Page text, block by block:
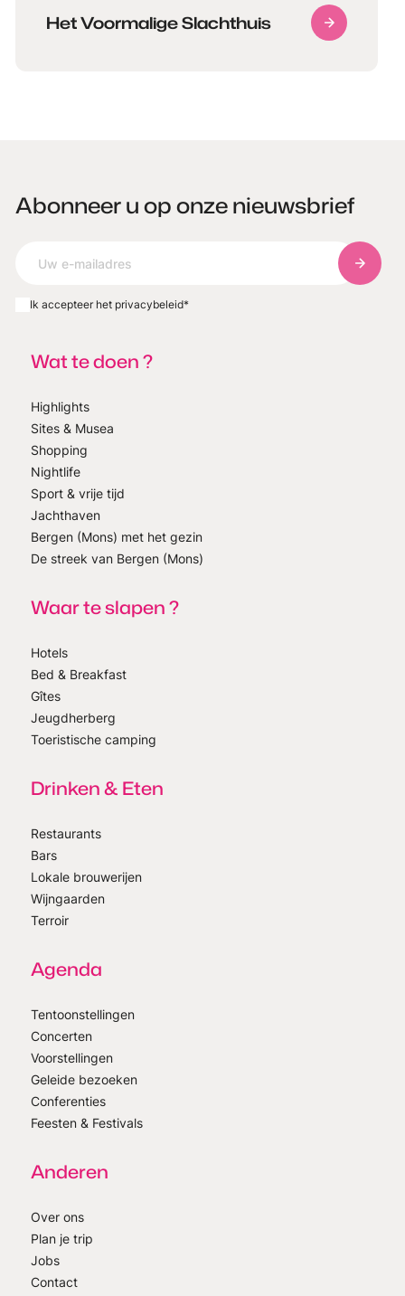
Het Voormalige Slachthuis
Abonneer u op onze nieuwsbrief
Ik accepteer het privacybeleid*
Wat te doen ?
Highlights
Sites & Musea
Shopping
Nightlife
Sport & vrije tijd
Jachthaven
Bergen (Mons) met het gezin
De streek van Bergen (Mons)
Waar te slapen ?
Hotels
Bed & Breakfast
Gîtes
Jeugdherberg
Toeristische camping
Drinken & Eten
Restaurants
Bars
Lokale brouwerijen
Wijngaarden
Terroir
Agenda
Tentoonstellingen
Concerten
Voorstellingen
Geleide bezoeken
Conferenties
Feesten & Festivals
Anderen
Over ons
Plan je trip
Jobs
Contact